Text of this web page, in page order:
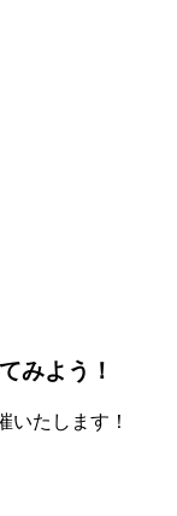
みよう！
いたします！